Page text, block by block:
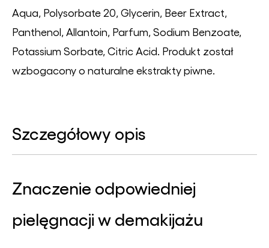
Aqua, Polysorbate 20, Glycerin, Beer Extract,
Panthenol, Allantoin, Parfum, Sodium Benzoate,
Potassium Sorbate, Citric Acid. Produkt został
wzbogacony o naturalne ekstrakty piwne.
Szczegółowy opis
Znaczenie odpowiedniej
pielęgnacji w demakijażu